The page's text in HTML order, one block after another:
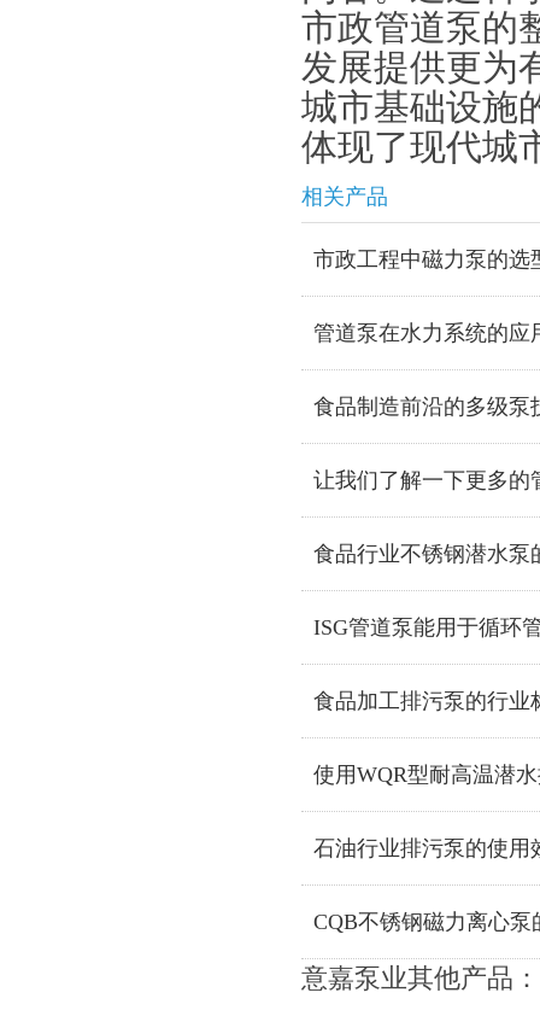
市政管道泵的
发展提供更为
城市基础设施
体现了现代城
相关产品
市政工程中磁力泵的选
管道泵在水力系统的应
食品制造前沿的多级泵
让我们了解一下更多的
食品行业不锈钢潜水泵
ISG管道泵能用于循环
食品加工排污泵的行业
使用WQR型耐高温潜
石油行业排污泵的使用
CQB不锈钢磁力离心泵
意嘉泵业其他产品：